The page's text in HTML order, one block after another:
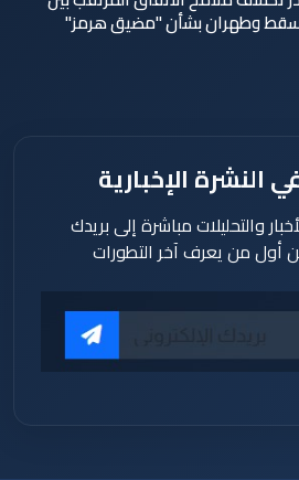
وطهران بشأن "مضيق هرمز"
النشرة الإخبارية
والتحليلات مباشرة إلى بريدك
أول من يعرف آخر التطورات